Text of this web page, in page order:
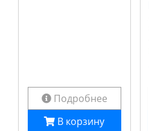
Подробнее
В корзину